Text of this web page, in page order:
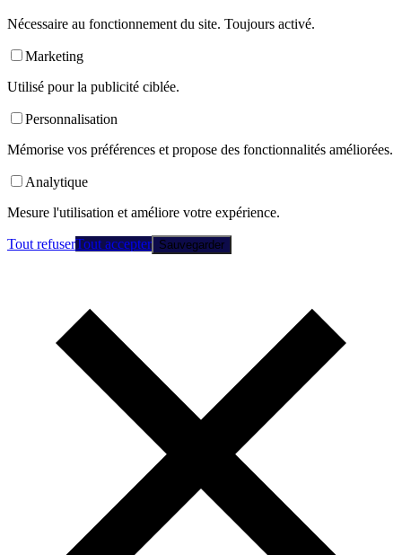
Nécessaire au fonctionnement du site. Toujours activé.
Marketing
Utilisé pour la publicité ciblée.
Personnalisation
Mémorise vos préférences et propose des fonctionnalités améliorées.
Analytique
Mesure l'utilisation et améliore votre expérience.
Tout refuserTout accepter